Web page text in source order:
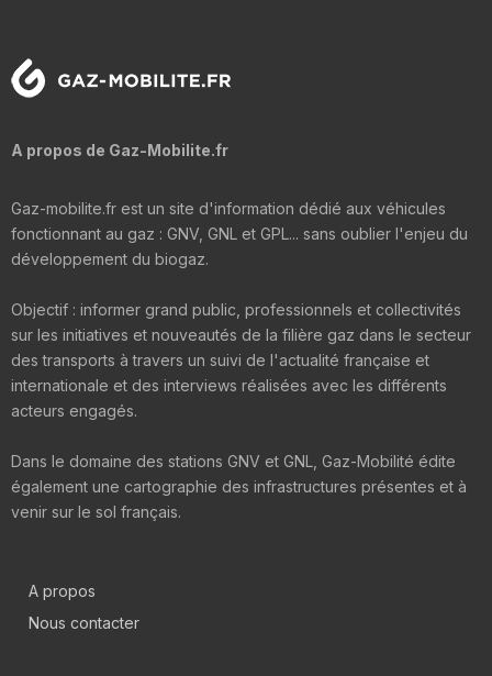
A propos de Gaz-Mobilite.fr
Gaz-mobilite.fr est un site d'information dédié aux véhicules
fonctionnant au gaz : GNV, GNL et GPL... sans oublier l'enjeu du
développement du biogaz.
Objectif : informer grand public, professionnels et collectivités
sur les initiatives et nouveautés de la filière gaz dans le secteur
des transports à travers un suivi de l'actualité française et
internationale et des interviews réalisées avec les différents
acteurs engagés.
Dans le domaine des stations GNV et GNL, Gaz-Mobilité édite
également une cartographie des infrastructures présentes et à
venir sur le sol français.
A propos
Nous contacter